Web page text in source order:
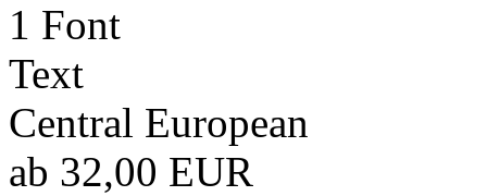
1 Font
Text
Central European
ab 32,00 EUR